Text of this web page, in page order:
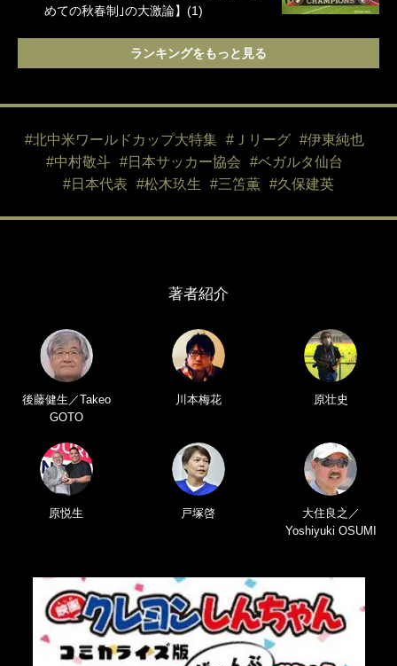
めての秋春制｣の大激論】(1)
ランキングをもっと見る
#北中米ワールドカップ大特集 #Ｊリーグ
#伊東純也
#中村敬斗
#日本サッカー協会
#ベガルタ仙台
#日本代表
#松木玖生 #三笘薫 #久保建英
著者紹介
後藤健生／Takeo
GOTO
川本梅花 原壮史
原悦生 戸塚啓
大住良之／
Yoshiyuki OSUMI